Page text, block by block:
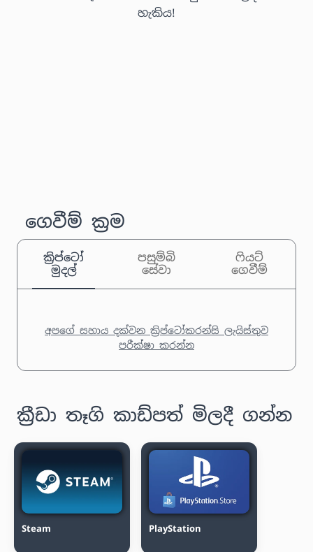
හැකිය!
ගෙවීම් ක්‍රම
ක්‍රිප්ටෝ
මුදල්
පසුම්බි
සේවා
ෆියට්
ගෙවීම්
අපගේ සහාය දක්වන ක්‍රිප්ටෝකරන්සි ලැයිස්තුව
පරීක්ෂා කරන්න
ක්‍රීඩා තෑගි කාඩ්පත් මිලදී ගන්න
Steam PlayStation